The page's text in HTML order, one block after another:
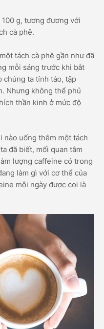
g, tương đương với
cà phê.
tách cà phê gần như đã
mỗi sáng trước khi bắt
chúng ta tỉnh táo, tập
Nhưng không thể phủ
thần kinh ở mức độ
nào uống thêm một tách
đã biết, mối quan tâm
lượng caffeine có trong
làm gì với cơ thể của
mỗi ngày được coi là